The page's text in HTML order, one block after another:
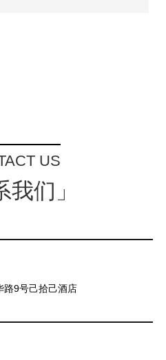
US
我们」
路9号己拾己酒店